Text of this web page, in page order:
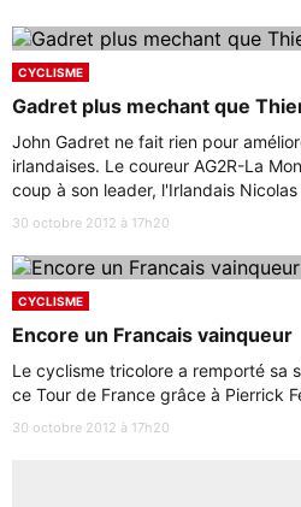
CYCLISME
Gadret plus mechant que
John Gadret ne fait rien pour
irlandaises. Le coureur AG2R-La
coup à son leader, l'Irlandais Nicolas
30 octobre 2012 à 17h20
CYCLISME
Encore un Francais vainqueur
Le cyclisme tricolore a remporté sa
ce Tour de France grâce à Pierrick
30 octobre 2012 à 17h20